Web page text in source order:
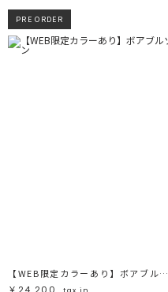
フリーワード
CLOSE
レッド レッド
ピンク ピンク
ミックス ミックス
売れ筋順
新着順
PRE ORDER
【WEB限定カラーあり】ボアブルゾン
￥24,200